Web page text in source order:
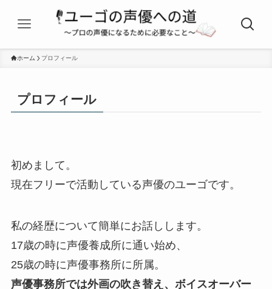
ホーム プロフィール
プロフィール
初めまして。
現在フリーで活動している声優のユーゴです。
私の経歴について簡単にお話しします。
17歳の時に声優養成所に通い始め、
25歳の時に声優事務所に所属。
声優事務所では外画の吹き替え、ボイスオーバー